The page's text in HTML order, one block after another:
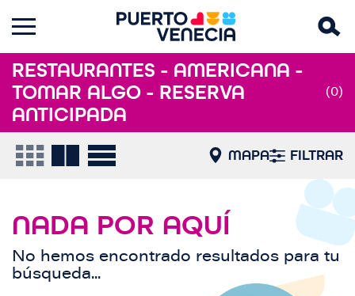
RESTAURANTES - AMERICANA -
TOMAR ALGO - RESERVA
ANTICIPADA
(0)
MAPA FILTRAR
NADA POR AQUÍ
No hemos encontrado resultados para tu
búsqueda...